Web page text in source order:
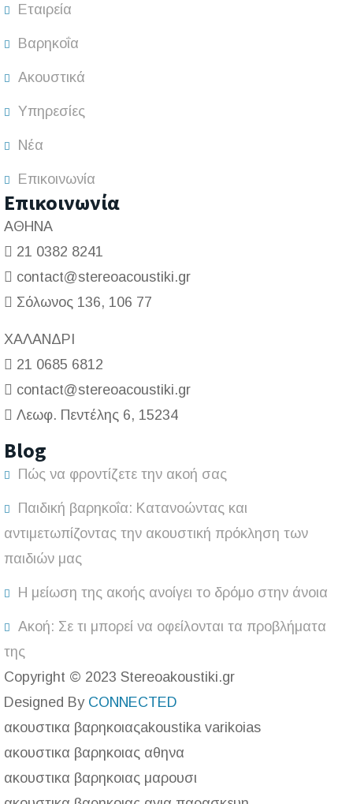
Εταιρεία
Βαρηκοΐα
Ακουστικά
Υπηρεσίες
Νέα
Επικοινωνία
Επικοινωνία
ΑΘΗΝΑ
21 0382 8241
contact@stereoacoustiki.gr
Σόλωνος 136, 106 77
ΧΑΛΑΝΔΡΙ
21 0685 6812
contact@stereoacoustiki.gr
Λεωφ. Πεντέλης 6, 15234
Blog
Πώς να φροντίζετε την ακοή σας
Παιδική βαρηκοΐα: Κατανοώντας και
αντιμετωπίζοντας την ακουστική πρόκληση των
παιδιών μας
Η μείωση της ακοής ανοίγει το δρόμο στην άνοια
Ακοή: Σε τι μπορεί να οφείλονται τα προβλήματα
της
Copyright © 2023 Stereoakoustiki.gr
Designed By CONNECTED
ακουστικα βαρηκοιαςakoustika varikoias
ακουστικα βαρηκοιας αθηνα
ακουστικα βαρηκοιας μαρουσι